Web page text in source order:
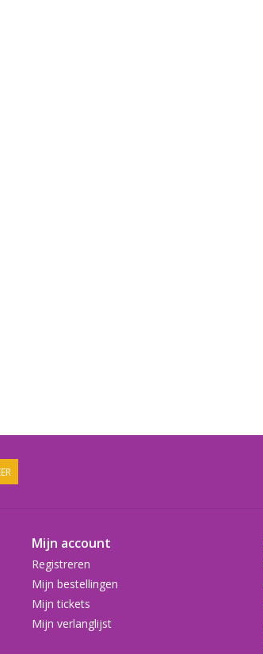
Mijn account
Registreren
Mijn bestellingen
Mijn tickets
Mijn verlanglijst